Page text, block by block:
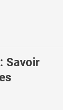
Savoir